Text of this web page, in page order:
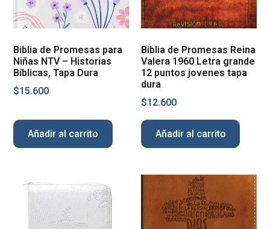
Biblia de Promesas para
Niñas NTV – Historias
Bíblicas, Tapa Dura
$15.600
Añadir al carrito
Biblia de Promesas Reina
Valera 1960 Letra grande
12 puntos jovenes tapa
dura
$12.600
Añadir al carrito